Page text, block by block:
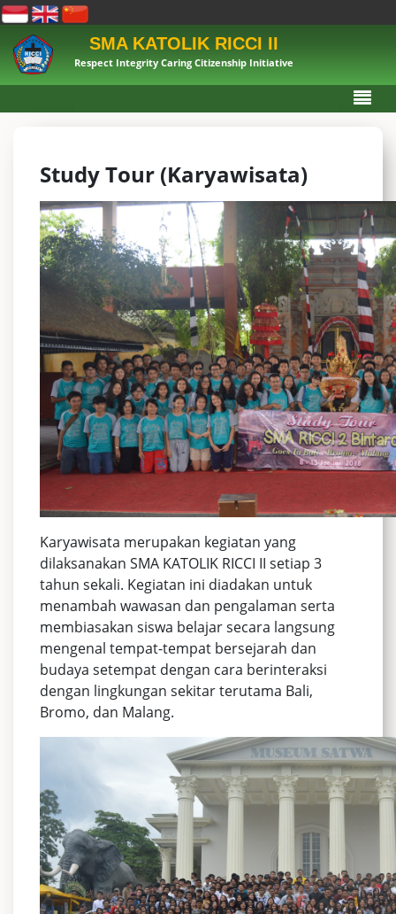
SMA KATOLIK RICCI II
Respect Integrity Caring Citizenship Initiative
Study Tour (Karyawisata)
Karyawisata merupakan kegiatan yang
dilaksanakan SMA KATOLIK RICCI II setiap 3
tahun sekali. Kegiatan ini diadakan untuk
menambah wawasan dan pengalaman serta
membiasakan siswa belajar secara langsung
mengenal tempat-tempat bersejarah dan
budaya setempat dengan cara berinteraksi
dengan lingkungan sekitar terutama Bali,
Bromo, dan Malang.